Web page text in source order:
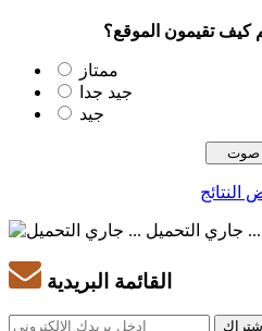
كيف تقيمون الموقع؟
ممتاز
جيد جدا
جيد
النتائج
جاري التحميل ...
القائمة البريدية